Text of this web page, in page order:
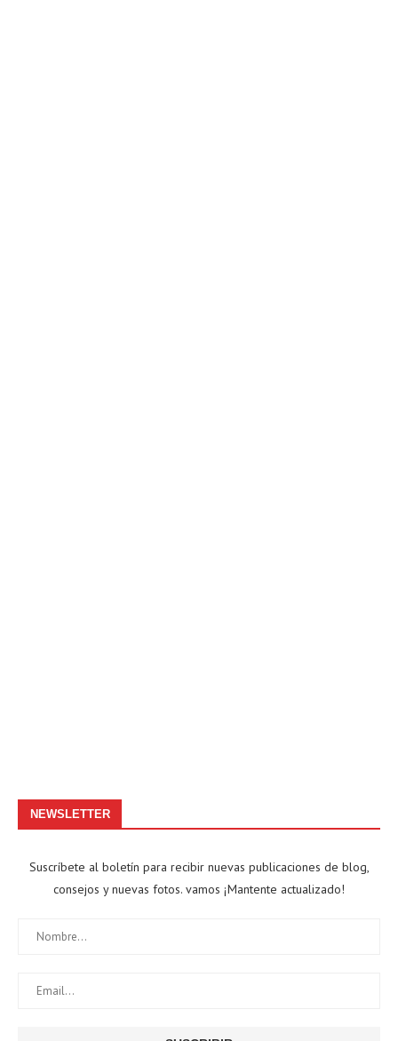
NEWSLETTER
Suscríbete al boletín para recibir nuevas publicaciones de blog,
consejos y nuevas fotos. vamos ¡Mantente actualizado!